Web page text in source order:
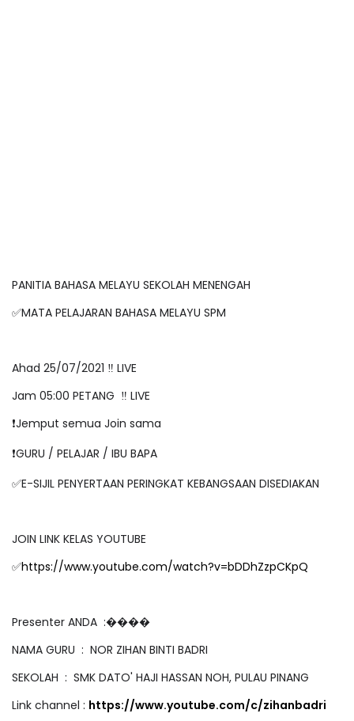
PANITIA BAHASA MELAYU SEKOLAH MENENGAH
✅MATA PELAJARAN BAHASA MELAYU SPM
Ahad 25/07/2021 ‼️ LIVE
Jam 05:00 PETANG ‼️ LIVE
❗️Jemput semua Join sama
❗️GURU / PELAJAR / IBU BAPA
✅E-SIJIL PENYERTAAN PERINGKAT KEBANGSAAN DISEDIAKAN
JOIN LINK KELAS YOUTUBE
✅https://www.youtube.com/watch?v=bDDhZzpCKpQ
Presenter ANDA :����
NAMA GURU : NOR ZIHAN BINTI BADRI
SEKOLAH : SMK DATO' HAJI HASSAN NOH, PULAU PINANG
Link channel : https://www.youtube.com/c/zihanbadri